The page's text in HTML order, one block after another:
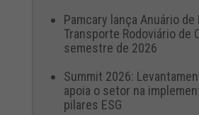
Pamcary lança Anuário
Transporte Rodoviário de
semestre de 2026
Summit 2026:
apoia o setor na
pilares ESG